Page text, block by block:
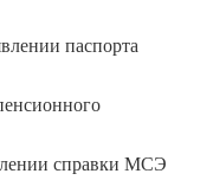
паспорта
справки МСЭ